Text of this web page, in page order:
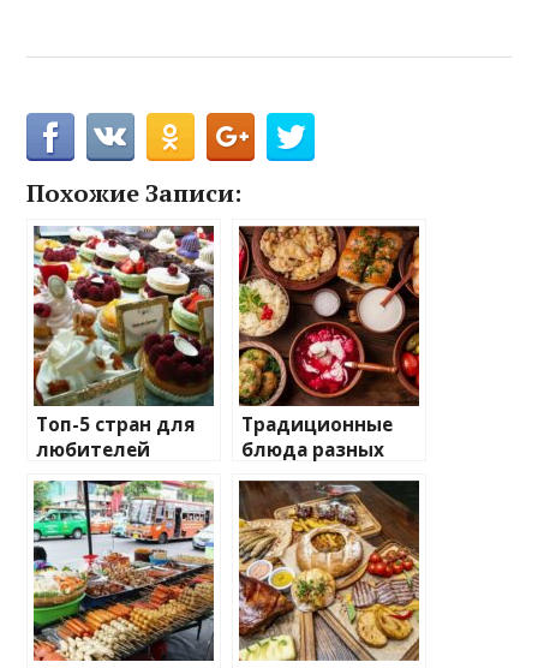
Похожие Записи:
Топ-5 стран для
любителей
десертов
Традиционные
блюда разных
стран: что
попробовать